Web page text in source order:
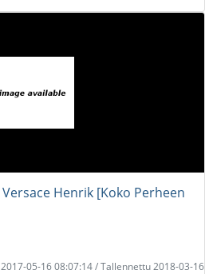
Henrik [Koko Perheen
2017-05-16 08:07:14 / Tallennettu 2018-03-16